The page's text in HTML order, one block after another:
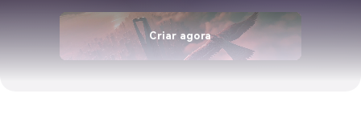
Criar agora